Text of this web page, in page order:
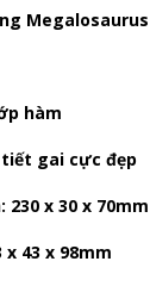
hàm
gai cực đẹp
x 30 x 70mm
43 x 98mm